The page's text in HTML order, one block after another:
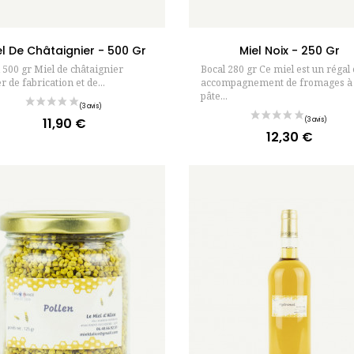
De Châtaignier - 500 Gr
500 gr Miel de châtaignier
de fabrication et de...
Prix
11,90 €
Miel Noix - 250 Gr
Bocal 280 gr Ce miel est un régal
accompagnement de fromages à
pâte...
Prix
12,30 €